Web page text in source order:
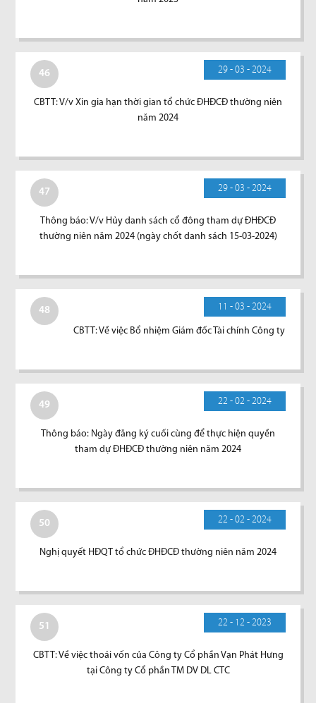
46 29 - 03 - 2024
CBTT: V/v Xin gia hạn thời gian tổ chức ĐHĐCĐ thường niên
năm 2024
47 29 - 03 - 2024
Thông báo: V/v Hủy danh sách cổ đông tham dự ĐHĐCĐ
thường niên năm 2024 (ngày chốt danh sách 15-03-2024)
48 11 - 03 - 2024
CBTT: Về việc Bổ nhiệm Giám đốc Tài chính Công ty
49 22 - 02 - 2024
Thông báo: Ngày đăng ký cuối cùng để thực hiện quyền
tham dự ĐHĐCĐ thường niên năm 2024
50 22 - 02 - 2024
Nghị quyết HĐQT tổ chức ĐHĐCĐ thường niên năm 2024
51 22 - 12 - 2023
CBTT: Về việc thoái vốn của Công ty Cổ phần Vạn Phát Hưng
tại Công ty Cổ phần TM DV DL CTC